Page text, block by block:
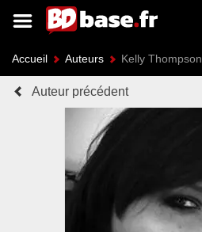
Accueil Auteurs Kelly Thompson
Auteur précédent